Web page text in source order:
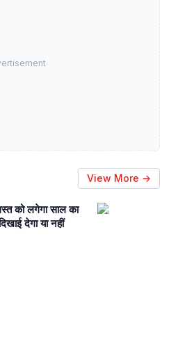
View More →
को लगेगा साल का
देगा या नहीं